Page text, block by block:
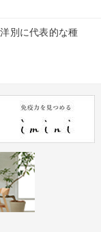
別に代表的な種